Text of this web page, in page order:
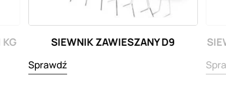
SIEWNIK ZAWIESZANY D9
Sprawdź